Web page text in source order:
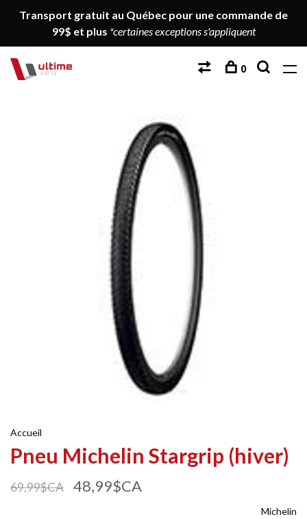
Transport gratuit au Québec pour une commande de
99$ et plus *certaines exceptions s'appliquent
0
Accueil
Pneu Michelin Stargrip (hiver)
69,99$CA 48,99$CA
Michelin